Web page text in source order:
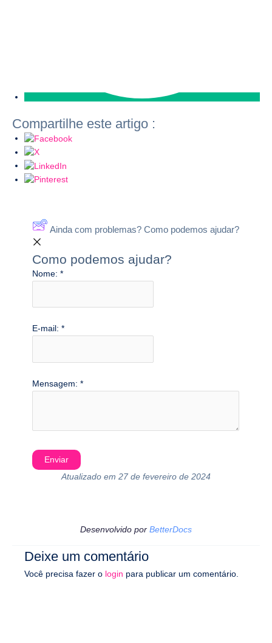
Compartilhe este artigo :
Ainda com problemas? Como podemos ajudar?
Como podemos ajudar?
Nome:*
E-mail:*
Mensagem:*
Atualizado em 27 de fevereiro de 2024
Desenvolvido por BetterDocs
Deixe um comentário
Você precisa fazer o login para publicar um comentário.